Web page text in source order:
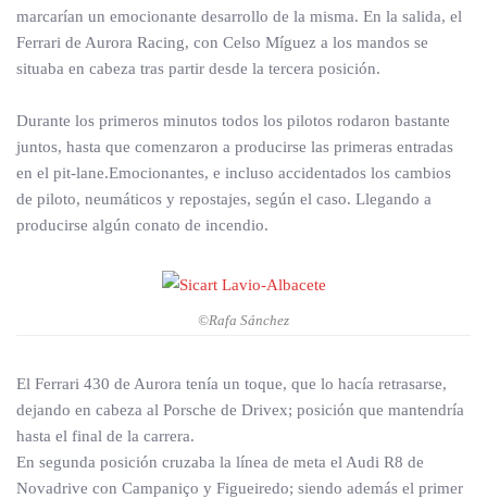
marcarían un emocionante desarrollo de la misma. En la salida, el
Ferrari de Aurora Racing, con Celso Míguez a los mandos se
situaba en cabeza tras partir desde la tercera posición.
Durante los primeros minutos todos los pilotos rodaron bastante
juntos, hasta que comenzaron a producirse las primeras entradas
en el pit-lane.Emocionantes, e incluso accidentados los cambios
de piloto, neumáticos y repostajes, según el caso. Llegando a
producirse algún conato de incendio.
©Rafa Sánchez
El Ferrari 430 de Aurora tenía un toque, que lo hacía retrasarse,
dejando en cabeza al Porsche de Drivex; posición que mantendría
hasta el final de la carrera.
En segunda posición cruzaba la línea de meta el Audi R8 de
Novadrive con Campaniço y Figueiredo; siendo además el primer